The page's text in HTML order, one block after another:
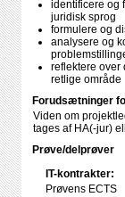
identificere og
juridisk sprog
formulere og
analysere og
reflektere over
retlige område
Forudsætninger
Viden om
tages af HA(-jur)
Prøve/delprøver
IT-kontrakter:
Prøvens ECTS